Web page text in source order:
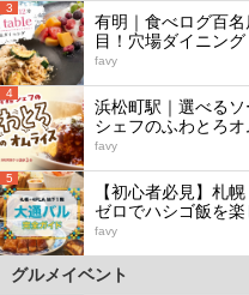
3
有明｜食べログ百
目！穴場ダイニング
favy
4
浜松町駅｜選べる
シェフのふわとろオ
favy
5
【初心者必見】札
ゼロでハシゴ飯を
favy
グルメイベント